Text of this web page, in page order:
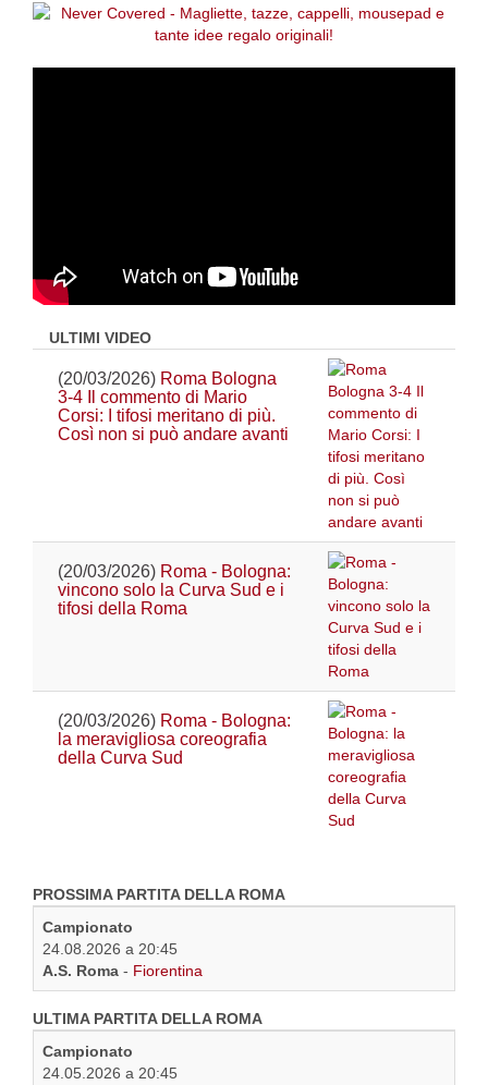
ULTIMI VIDEO
(20/03/2026) Roma Bologna
3-4 Il commento di Mario
Corsi: I tifosi meritano di più.
Così non si può andare avanti
(20/03/2026) Roma - Bologna:
vincono solo la Curva Sud e i
tifosi della Roma
(20/03/2026) Roma - Bologna:
la meravigliosa coreografia
della Curva Sud
PROSSIMA PARTITA DELLA ROMA
Campionato
24.08.2026 a 20:45
A.S. Roma - Fiorentina
ULTIMA PARTITA DELLA ROMA
Campionato
24.05.2026 a 20:45